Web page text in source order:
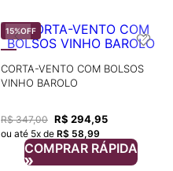
15%OFF
CORTA-VENTO COM BOLSOS
VINHO BAROLO
R$ 347,00 R$ 294,95
ou até 5x de R$ 58,99
COMPRAR RÁPIDA